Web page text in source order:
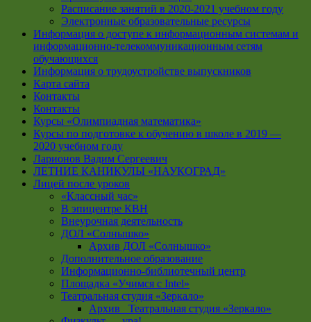
Расписание занятий в 2020-2021 учебном году
Электронные образовательные ресурсы
Информация о доступе к информационным системам и
информационно-телекоммуникационным сетям
обучающихся
Информация о трудоустройстве выпускников
Карта сайта
Контакты
Контакты
Курсы «Олимпиадная математика»
Курсы по подготовке к обучению в школе в 2019 —
2020 учебном году
Ларионов Вадим Сергеевич
ЛЕТНИЕ КАНИКУЛЫ «НАУКОГРАД»
Лицей после уроков
«Классный час»
В эпицентре КВН
Внеурочная деятельность
ДОЛ «Солнышко»
Архив ДОЛ «Солнышко»
Дополнительное образование
Информационно-библиотечный центр
Площадка «Учимся с Intel»
Театральная студия «Зеркало»
Архив _Театральная студия «Зеркало»